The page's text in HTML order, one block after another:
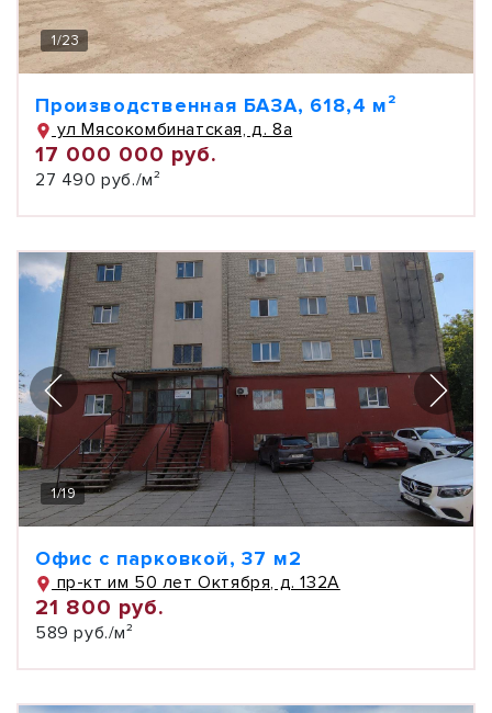
1/23
Производственная БАЗА, 618,4 м²
ул Мясокомбинатская, д. 8а
17 000 000 руб.
27 490 руб./м²
1/19
Офис с парковкой, 37 м2
пр-кт им 50 лет Октября, д. 132А
21 800 руб.
589 руб./м²